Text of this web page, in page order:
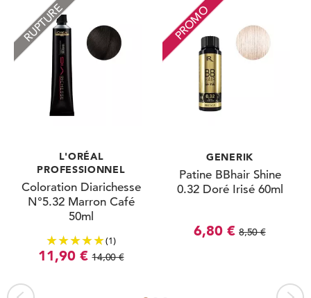
RUPTURE
L'ORÉAL
PROFESSIONNEL
Coloration Diarichesse
N°5.32 Marron Café
50ml
(1)
11,90 € 14,00 €
PROMO
GENERIK
Patine BBhair Shine
0.32 Doré Irisé 60ml
6,80 € 8,50 €